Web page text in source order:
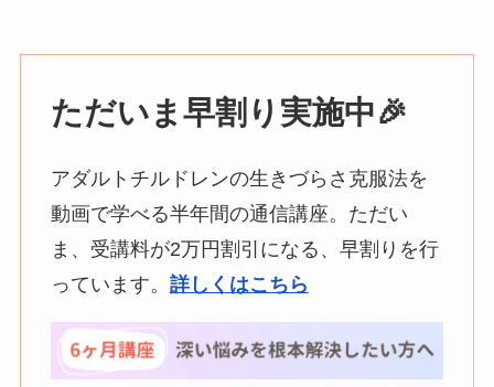
ただいま早割り実施中🎉
アダルトチルドレンの生きづらさ克服法を
動画で学べる半年間の通信講座。ただい
ま、受講料が2万円割引になる、早割りを行
っています。 詳しくはこちら